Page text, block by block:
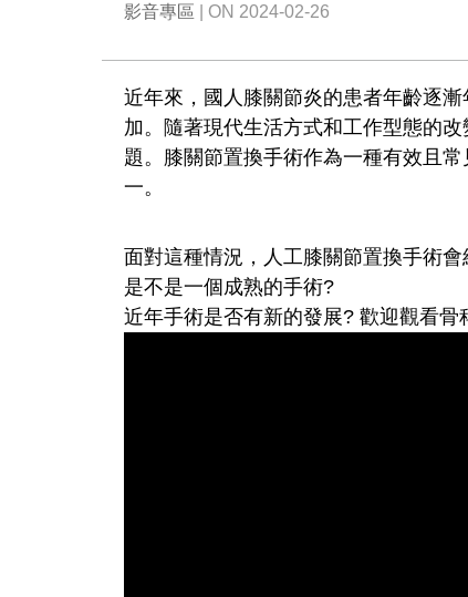
影音專區 | ON 2024-02-26
近年來，國人膝關節炎的患者年齡逐
加。隨著現代生活方式和工作型態的
題。膝關節置換手術作為一種有效且
一。
面對這種情況，人工膝關節置換手術會
是不是一個成熟的手術?
近年手術是否有新的發展? 歡迎觀看骨